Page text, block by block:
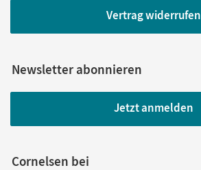
Vertrag widerrufen
Newsletter abonnieren
Jetzt anmelden
Cornelsen bei